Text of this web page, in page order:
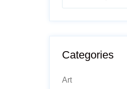
Categories
Art